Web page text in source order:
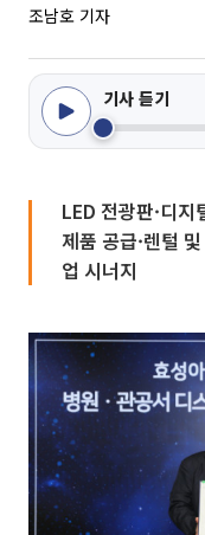
조남호 기자
기사 듣기
LED 전광판·디
제품 공급·렌털
업 시너지